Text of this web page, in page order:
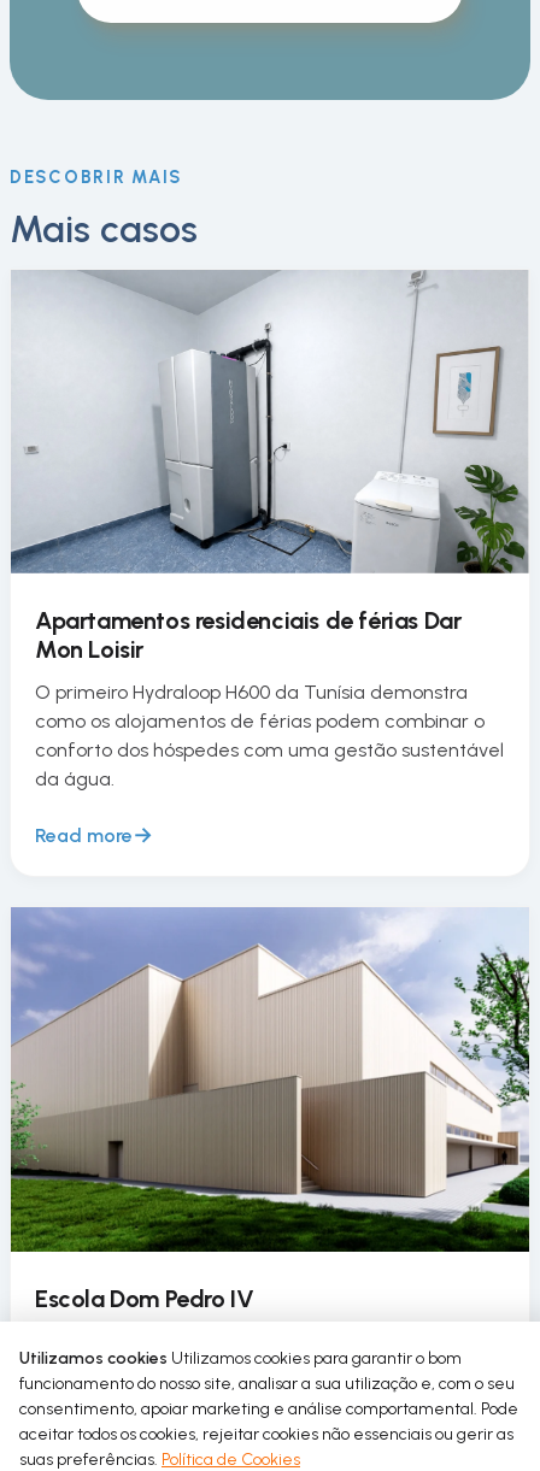
DESCOBRIR MAIS
Mais casos
Apartamentos residenciais de férias Dar
Mon Loisir
O primeiro Hydraloop H600 da Tunísia demonstra
como os alojamentos de férias podem combinar o
conforto dos hóspedes com uma gestão sustentável
da água.
Read more
Escola Dom Pedro IV
água no seu pavilhão desportivo como parte de um
projeto de requalificação sustentável.
Read more
Utilizamos cookies Utilizamos cookies para garantir o bom
funcionamento do nosso site, analisar a sua utilização e, com o seu
consentimento, apoiar marketing e análise comportamental. Pode
aceitar todos os cookies, rejeitar cookies não essenciais ou gerir as
suas preferências. Política de Cookies